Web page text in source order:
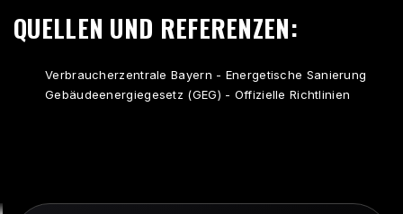
QUELLEN UND REFERENZEN:
Verbraucherzentrale Bayern - Energetische Sanierung
Gebäudeenergiegesetz (GEG) - Offizielle Richtlinien